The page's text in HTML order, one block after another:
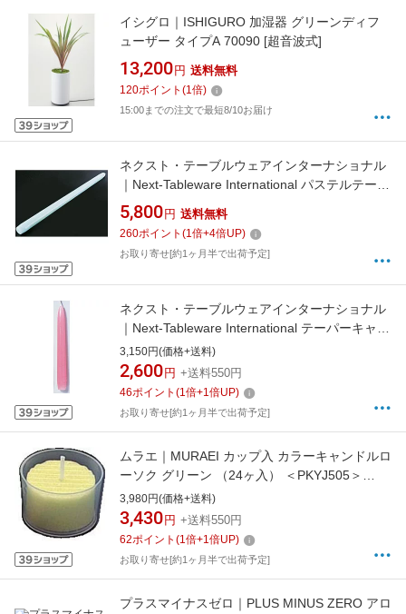
イシグロ｜ISHIGURO 加湿器 グリーンディフ
ューザー タイプA 70090 [超音波式]
13,200 円 送料無料
120ポイント (1倍)
15:00までの注文で最短8/10お届け
ネクスト・テーブルウェアインターナショナル
｜Next-Tableware International パステルテーパ
ーキャンドル 12インチ ライトグリーン（1打
入） ＜NTC67125C＞[NTC67125C]
5,800 円 送料無料
260ポイント (1倍+4倍UP)
お取り寄せ[約1ヶ月半で出荷予定]
ネクスト・テーブルウェアインターナショナル
｜Next-Tableware International テーパーキャン
ドル 10インチ ピンク （1打入） ＜NTC6610PI
＞[NTC6610PI]
3,150円(価格+送料)
2,600 円 +送料550円
46ポイント (1倍+1倍UP)
お取り寄せ[約1ヶ月半で出荷予定]
ムラエ｜MURAEI カップ入 カラーキャンドルロ
ーソク グリーン （24ヶ入） ＜PKYJ505＞
[PKYJ505]
3,980円(価格+送料)
3,430 円 +送料550円
62ポイント (1倍+1倍UP)
お取り寄せ[約1ヶ月半で出荷予定]
プラスマイナスゼロ｜PLUS MINUS ZERO アロ